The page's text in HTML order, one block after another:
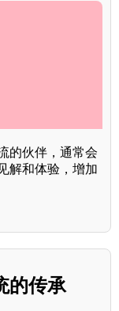
的伙伴，通常会
解和体验，增加
的传承